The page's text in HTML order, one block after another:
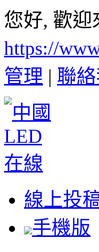
您好, 歡迎
https://
管理 | 聯
線上投
手機版